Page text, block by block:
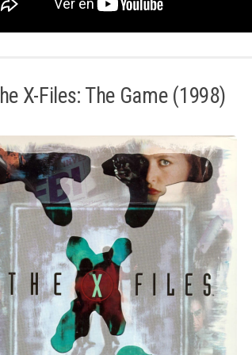
X-Files: The Game (1998)